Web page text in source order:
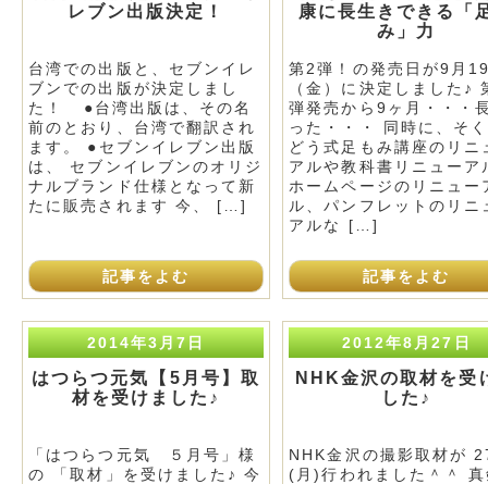
レブン出版決定！
台湾での出版と、セブンイレ
ブンでの出版が決定しまし
た！ ●台湾出版は、その名
前のとおり、台湾で翻訳され
ます。 ●セブンイレブン出版
は、 セブンイレブンのオリジ
ナルブランド仕様となって新
たに販売されます 今、 […]
記事をよむ
康に長生きできる「
み」力
第2弾！の発売日が9月
（金）に決定しました♪
弾発売から9ヶ月・・・
った・・・ 同時に、そ
どう式足もみ講座のリニ
アルや教科書リニューア
ホームページのリニュー
ル、パンフレットのリニ
アルな […]
記事をよむ
2014年3月7日
はつらつ元気【5月号】取
材を受けました♪
「はつらつ元気 ５月号」様
の 「取材」を受けました♪ 今
2012年8月27日
NHK金沢の取材を受
した♪
NHK金沢の撮影取材が
(月)行われました＾＾